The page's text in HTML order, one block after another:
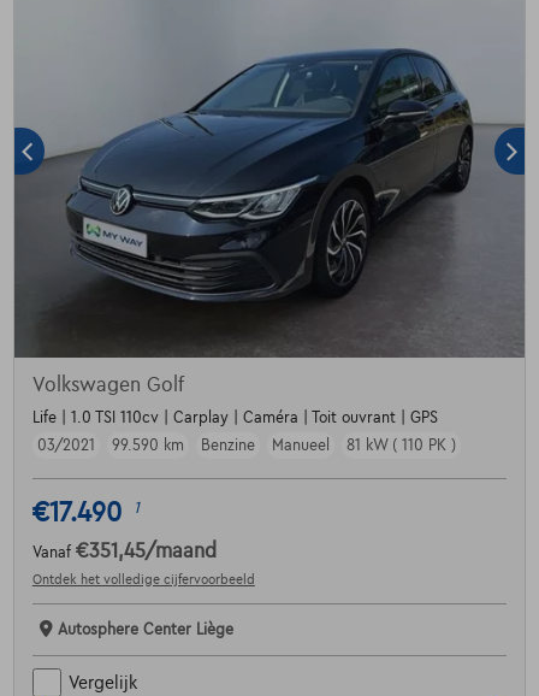
Volkswagen Golf
Life | 1.0 TSI 110cv | Carplay | Caméra | Toit ouvrant | GPS
03/2021
99.590 km Benzine Manueel 81 kW ( 110 PK )
€17.490 1
Vanaf €351,45/maand
Ontdek het volledige cijfervoorbeeld
Autosphere Center Liège
Vergelijk